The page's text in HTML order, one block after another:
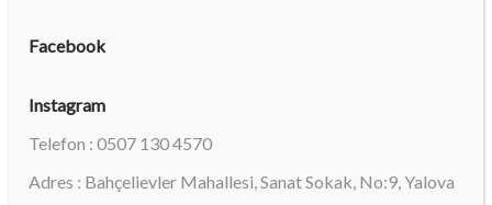
Facebook
Instagram
Telefon : 0507 130 4570
Adres : Bahçelievler Mahallesi, Sanat Sokak, No:9, Yalova